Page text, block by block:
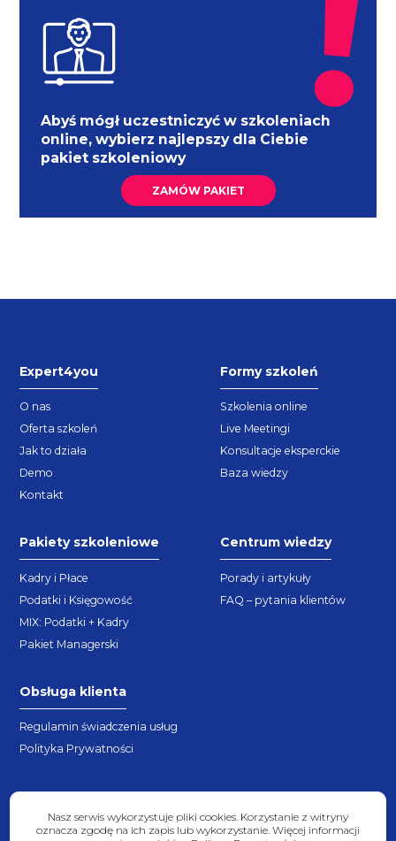
Abyś mógł uczestniczyć w szkoleniach
online, wybierz najlepszy dla Ciebie
pakiet szkoleniowy
ZAMÓW PAKIET
Expert4you
O nas
Oferta szkoleń
Jak to działa
Demo
Kontakt
Formy szkoleń
Szkolenia online
Live Meetingi
Konsultacje eksperckie
Baza wiedzy
Pakiety szkoleniowe
Kadry i Płace
Podatki i Księgowość
MIX: Podatki + Kadry
Pakiet Managerski
Centrum wiedzy
Porady i artykuły
FAQ – pytania klientów
Obsługa klienta
Regulamin świadczenia usług
Polityka Prywatności
Nasz serwis wykorzystuje pliki cookies. Korzystanie z witryny
oznacza zgodę na ich zapis lub wykorzystanie. Więcej informacji